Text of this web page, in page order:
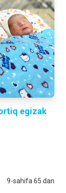
egizak
9-sahifa 65 dan